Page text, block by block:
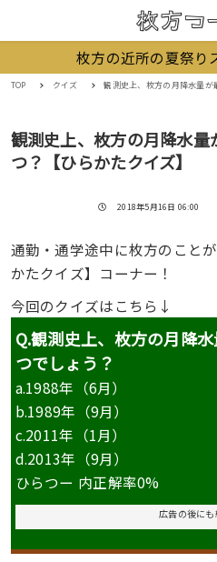
枚方の近所の夏祭り
TOP クイズ 観測史上、枚方の月降水量が最
観測史上、枚方の月降水
つ？【ひらかたクイズ】
投稿日
2018年5月16日 06:00
通勤・通学途中に枚方のこと
かたクイズ】コーナー！
今回のクイズはこちら↓
Q.観測史上、枚方の月降
つでしょう？
a.1988年（6月）
b.1989年（9月）
c.2011年（1月）
d.2013年（9月）
ひらつー 内正解率0%
広告の後に